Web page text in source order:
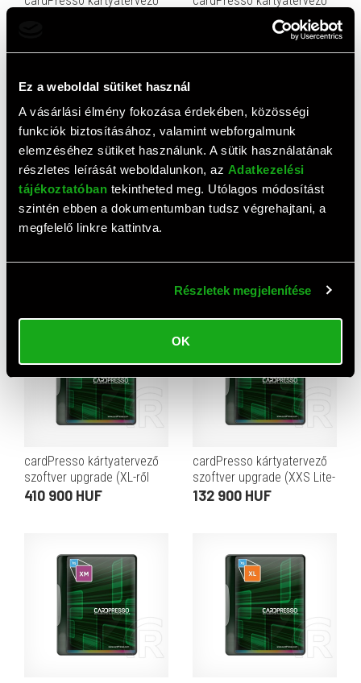
Ez a weboldal sütiket használ
A vásárlási élmény fokozása érdekében, közösségi
funkciók biztosításához, valamint webforgalmunk
elemzéséhez sütiket használunk. A sütik használatának
részletes leírását weboldalunkon, az Adatkezelési
tájékoztatóban tekintheted meg. Utólagos módosítást
szintén ebben a dokumentumban tudsz végrehajtani, a
megfelelő linkre kattintva.
Részletek megjelenítése
OK
szoftver upgrade (XS-ről
653 900 HUF
AJÁNLAT
cardPresso kártyatervező
19 900 HUF
XL-re)
186 900 HUF
cardPresso kártyatervező
szoftver upgrade (XL-ről
XXL-re)
410 900 HUF
cardPresso kártyatervező
szoftver upgrade (XXS Lite-
ról XM-re)
132 900 HUF